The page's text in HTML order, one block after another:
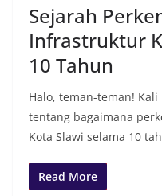
Sejarah
Infrastruktur
10 Tahun
Halo, teman-teman!
tentang bagaimana
Kota Slawi selama 10
Read More